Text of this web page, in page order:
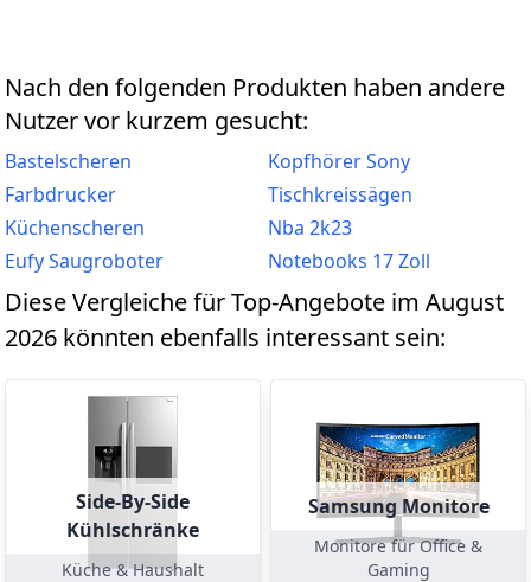
Nach den folgenden Produkten haben andere
Nutzer vor kurzem gesucht:
Bastelscheren
Kopfhörer Sony
Farbdrucker
Tischkreissägen
Küchenscheren
Nba 2k23
Eufy Saugroboter
Notebooks 17 Zoll
Diese Vergleiche für Top-Angebote im August
2026 könnten ebenfalls interessant sein:
Side-By-Side
Kühlschränke
Küche & Haushalt
Samsung Monitore
Monitore für Office &
Gaming